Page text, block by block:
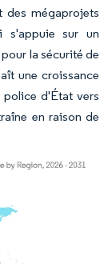
des mégaprojets
s'appuie sur un
la sécurité de
une croissance
police d'État vers
en raison de